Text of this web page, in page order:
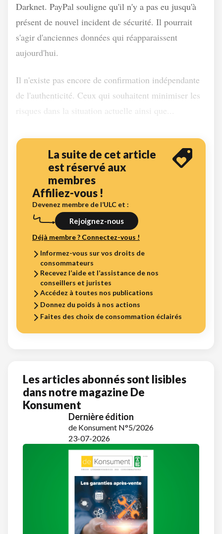
Darknet. PayPal souligne qu'il n'y a pas eu jusqu'à
présent de nouvel incident de sécurité. Il pourrait
s'agir d'anciennes données qui réapparaissent
aujourd'hui.
Il n'existe pas encore de confirmation indépendante
de l'authenticité. Ceux qui souhaitent minimiser les
risques dans la situation actuelle ainsi que...
La suite de cet article
est réservé aux
membres
Affiliez-vous !
Devenez membre de l’ULC et :
Rejoignez-nous
Déjà membre ? Connectez-vous !
Informez-vous sur vos droits de
consommateurs
Recevez l’aide et l’assistance de nos
conseillers et juristes
Accédez à toutes nos publications
Donnez du poids à nos actions
Faites des choix de consommation éclairés
Les articles abonnés sont lisibles
dans notre magazine De
Konsument
Dernière édition
de Konsument N°5/2026
23-07-2026